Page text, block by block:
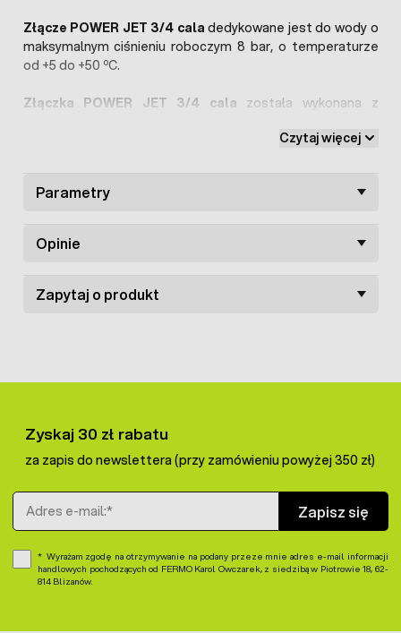
Złącze POWER JET 3/4 cala dedykowane jest do wody o
maksymalnym ciśnieniu roboczym 8 bar, o temperaturze
od +5 do +50 oC.
Złączka POWER JET 3/4 cala została wykonana z
uszkodzenia oraz trudne warunki pogodowe.Czytaj więcej
Parametry
Opinie
Zapytaj o produkt
Zyskaj 30 zł rabatu
za zapis do newslettera (przy zamówieniu powyżej 350 zł)
Adres e-mail
Zapisz się
Wyrażam zgodę na otrzymywanie na podany przeze mnie adres e-mail informacji
handlowych pochodzących od FERMO Karol Owczarek, z siedzibą w Piotrowie 18, 62-
814 Blizanów.